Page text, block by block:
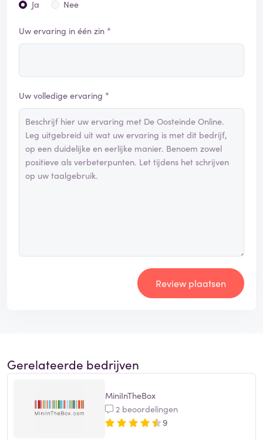
Ja Nee
Uw ervaring in één zin *
Uw volledige ervaring *
Review plaatsen
Gerelateerde bedrijven
MiniInTheBox
2 beoordelingen
9